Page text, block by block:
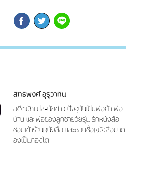
สิทธิพงศ์ อุรุวาทิน
อดีตนักแปล-นักข่าว ปัจจุบันเป็นพ่อค้า พ่อ
บ้าน และพ่อของลูกชายวัยรุ่น รักหนังสือ
ชอบเข้าร้านหนังสือ และชอบซื้อหนังสือมาด
องเป็นกองโต